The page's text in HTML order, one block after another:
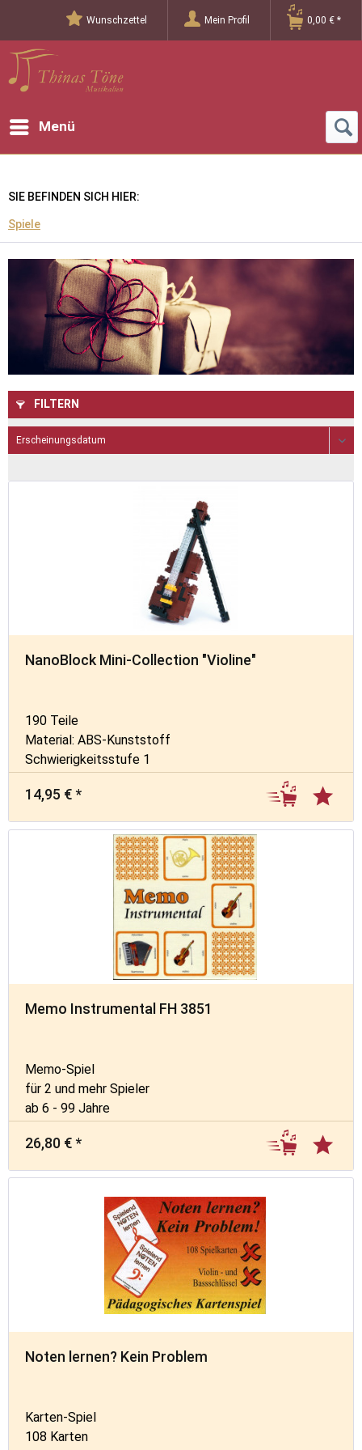
Wunschzettel Mein Profil 0,00 € *
Menü
SIE BEFINDEN SICH HIER:
Spiele
FILTERN
NanoBlock Mini-Collection "Violine"
190 Teile
Material: ABS-Kunststoff
Schwierigkeitsstufe 1
14,95 € *
Memo Instrumental FH 3851
Memo-Spiel
für 2 und mehr Spieler
ab 6 - 99 Jahre
26,80 € *
Noten lernen? Kein Problem
Karten-Spiel
108 Karten